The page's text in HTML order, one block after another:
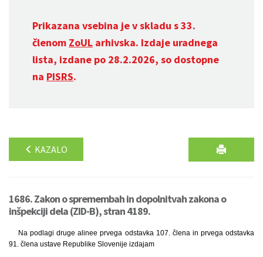
Prikazana vsebina je v skladu s 33.
členom ZoUL arhivska. Izdaje uradnega
lista, izdane po 28.2.2026, so dostopne
na PISRS.
KAZALO
1686. Zakon o spremembah in dopolnitvah zakona o
inšpekciji dela (ZID-B), stran 4189.
Na podlagi druge alinee prvega odstavka 107. člena in prvega odstavka
91. člena ustave Republike Slovenije izdajam